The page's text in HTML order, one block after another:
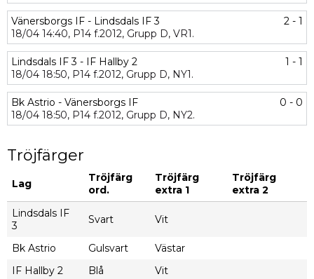
Vänersborgs IF - Lindsdals IF 3
2 - 1
18/04 14:40, P14 f.2012, Grupp D, VR1.
Lindsdals IF 3 - IF Hallby 2
1 - 1
18/04 18:50, P14 f.2012, Grupp D, NY1.
Bk Astrio - Vänersborgs IF
0 - 0
18/04 18:50, P14 f.2012, Grupp D, NY2.
Tröjfärger
Lag
Tröjfärg
ord.
Tröjfärg
extra 1
Tröjfärg
extra 2
Lindsdals IF
3
Svart Vit
Bk Astrio Gulsvart
Västar
IF Hallby 2
Blå Vit